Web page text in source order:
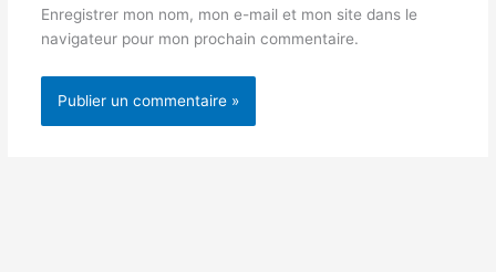
Enregistrer mon nom, mon e-mail et mon site dans le
navigateur pour mon prochain commentaire.